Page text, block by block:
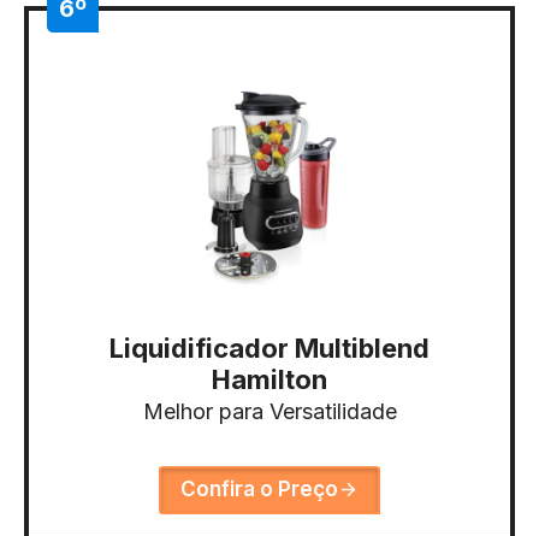
6º
Liquidificador Multiblend
Hamilton
Melhor para Versatilidade
Confira o Preço